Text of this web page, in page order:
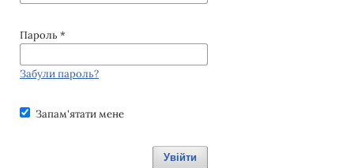
Пароль *
Забули пароль?
Запам'ятати мене
Увійти